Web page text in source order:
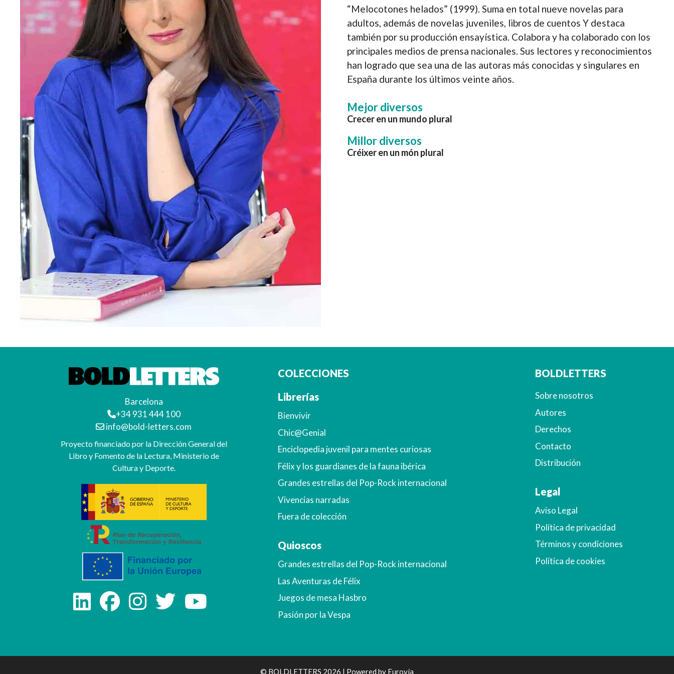
“Melocotones helados” (1999). Suma en total nueve novelas para
adultos, además de novelas juveniles, libros de cuentos Y destaca
también por su producción ensayística. Colabora y ha colaborado con los
principales medios de prensa nacionales. Sus lectores y reconocimientos
han logrado que sea una de las autoras más conocidas y singulares en
España durante los últimos veinte años.
Mejor diversos
Crecer en un mundo plural
Millor diversos
Créixer en un món plural
Barcelona
+34 931 444 100
info@bold-letters.com
Proyecto financiado por la Dirección General del
Libro y Fomento de la Lectura, Ministerio de
Cultura y Deporte.
COLECCIONES
Librerías
Bienvivir
Chic@Genial
Enciclopedia juvenil para mentes curiosas
Félix y los guardianes de la fauna ibérica
Grandes estrellas del Pop-Rock internacional
Vivencias narradas
Fuera de colección
Quioscos
Grandes estrellas del Pop-Rock internacional
Las Aventuras de Félix
Juegos de mesa Hasbro
Pasión por la Vespa
BOLDLETTERS
Sobre nosotros
Autores
Derechos
Contacto
Distribución
Legal
Aviso Legal
Política de privacidad
Términos y condiciones
Política de cookies
© BOLDLETTERS 2026 | Powered by Eurovía